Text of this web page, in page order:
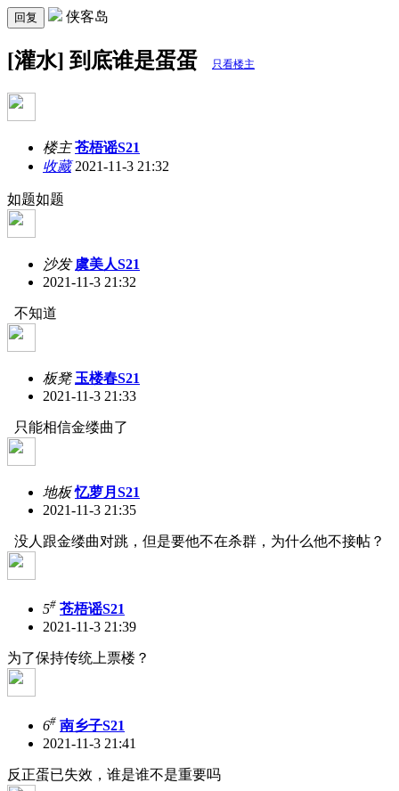
回复 侠客岛
[灌水] 到底谁是蛋蛋 只看楼主
楼主 苍梧谣S21
收藏2021-11-3 21:32
如题如题
沙发 虞美人S21
2021-11-3 21:32
不知道
板凳 玉楼春S21
2021-11-3 21:33
只能相信金缕曲了
地板 忆萝月S21
2021-11-3 21:35
没人跟金缕曲对跳，但是要他不在杀群，为什么他不接帖？
5# 苍梧谣S21
2021-11-3 21:39
为了保持传统上票楼？
6# 南乡子S21
2021-11-3 21:41
反正蛋已失效，谁是谁不是重要吗